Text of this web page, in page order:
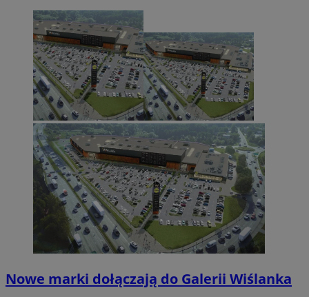
Nowe marki dołączają do Galerii Wiślanka